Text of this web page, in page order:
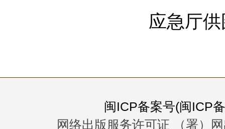
应急厅
闽ICP备案号(闽ICP
网络出版服务许可证 （署）